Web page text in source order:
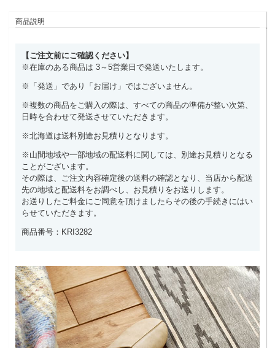
商品説明
【ご注文前にご確認ください】
※在庫のある商品は 3～5営業日で発送いたします。
※「発送」であり「お届け」ではございません。
※複数の商品をご購入の際は、すべての商品の準備が整い次第、
日時を合わせて発送させていただきます。
※北海道は送料別途お見積りとなります。
※山間地域や一部地域の配送料に関しては、別途お見積りとなる
ことがございます。
その際は、ご注文内容確定後の送料の確認となり、当店から配送
先の地域と配送料をお調べし、お見積りをお送りします。
お送りしたご料金にご同意を頂けましたらその後の手続きにはい
らせていただきます。
商品番号：KRI3282